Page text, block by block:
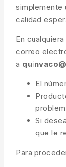
simplemente
calidad
En
correo
a
El
Si
que le
Para